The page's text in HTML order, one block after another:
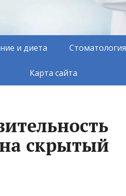
и диета Стоматология
Карта сайта
скрытый